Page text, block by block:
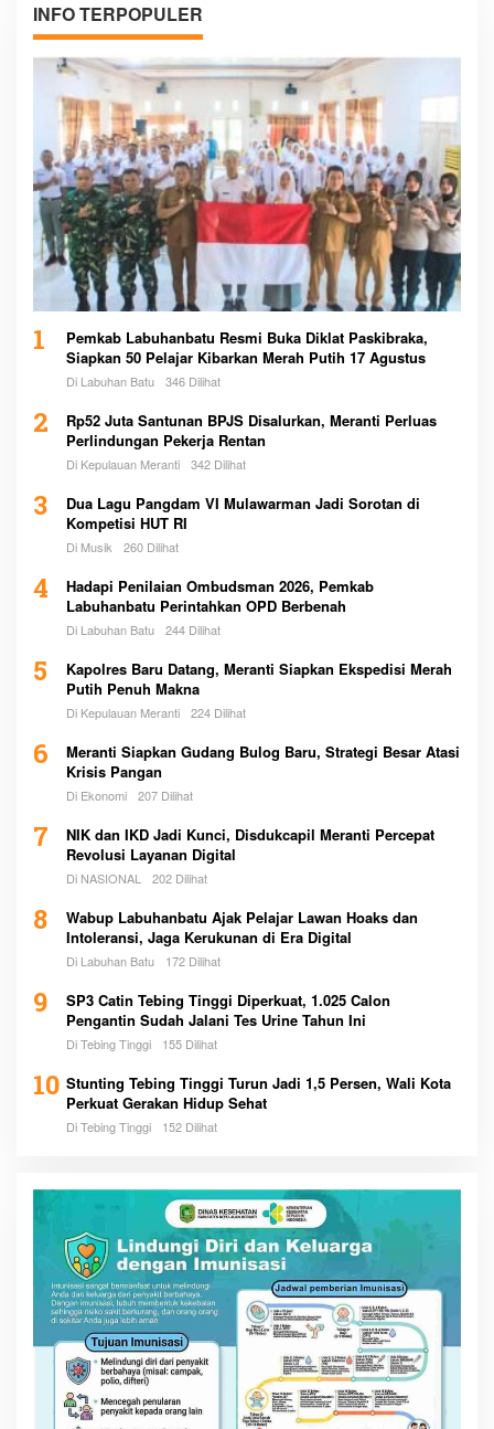
INFO TERPOPULER
1
Pemkab Labuhanbatu Resmi Buka Diklat Paskibraka,
Siapkan 50 Pelajar Kibarkan Merah Putih 17 Agustus
Di Labuhan Batu 346 Dilihat
2
Rp52 Juta Santunan BPJS Disalurkan, Meranti Perluas
Perlindungan Pekerja Rentan
Di Kepulauan Meranti 342 Dilihat
3
Dua Lagu Pangdam VI Mulawarman Jadi Sorotan di
Kompetisi HUT RI
Di Musik 260 Dilihat
4
Hadapi Penilaian Ombudsman 2026, Pemkab
Labuhanbatu Perintahkan OPD Berbenah
Di Labuhan Batu 244 Dilihat
5
Kapolres Baru Datang, Meranti Siapkan Ekspedisi Merah
Putih Penuh Makna
Di Kepulauan Meranti 224 Dilihat
6
Meranti Siapkan Gudang Bulog Baru, Strategi Besar Atasi
Krisis Pangan
Di Ekonomi 207 Dilihat
7
NIK dan IKD Jadi Kunci, Disdukcapil Meranti Percepat
Revolusi Layanan Digital
Di NASIONAL 202 Dilihat
8
Wabup Labuhanbatu Ajak Pelajar Lawan Hoaks dan
Intoleransi, Jaga Kerukunan di Era Digital
Di Labuhan Batu 172 Dilihat
9
SP3 Catin Tebing Tinggi Diperkuat, 1.025 Calon
Pengantin Sudah Jalani Tes Urine Tahun Ini
Di Tebing Tinggi 155 Dilihat
10 Stunting Tebing Tinggi Turun Jadi 1,5 Persen, Wali Kota
Perkuat Gerakan Hidup Sehat
Di Tebing Tinggi 152 Dilihat